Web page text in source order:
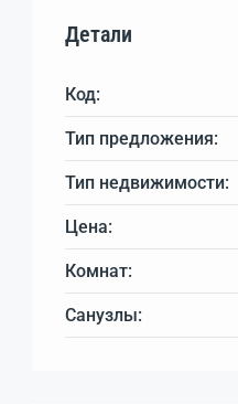
Детали
Код:
Тип предложения:
Тип недвижимости:
Цена:
Комнат:
Санузлы: